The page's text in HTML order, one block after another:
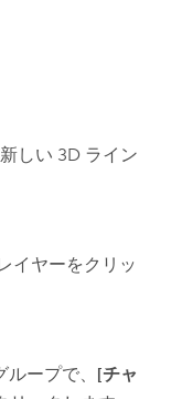
しい 3D ライン
イヤーをクリッ
ループで、 [チャ